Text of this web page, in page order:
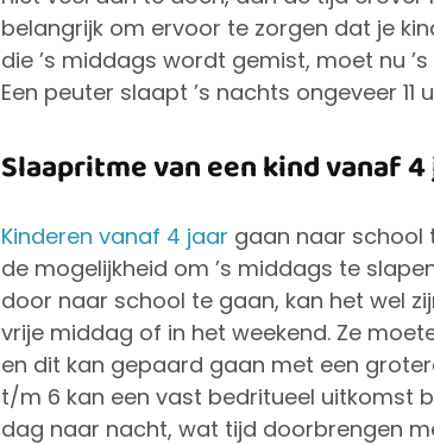
belangrijk om ervoor te zorgen dat je
die ’s middags wordt gemist, moet nu
Een peuter slaapt ’s nachts ongeveer 11
Slaapritme van een kind vanaf
Kinderen vanaf 4 jaar gaan naar school
de mogelijkheid om ’s middags te
door naar school te gaan, kan het wel
vrije middag of in het weekend. Ze
en dit kan gepaard gaan met een
t/m 6 kan een vast bedritueel uitkomst
dag naar nacht, wat tijd doorbrengen